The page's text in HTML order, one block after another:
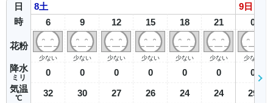
日
時
花粉
降水
ミリ
気温
℃
8土
6
少ない
0
32
9
少ない
0
30
12
少ない
0
27
15
少ない
0
26
18
少ない
0
24
21
少ない
0
24
9 日
0
少ない
0
29